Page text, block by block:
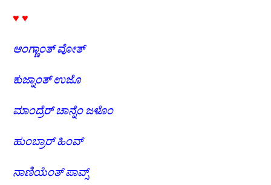
♥ ♥
ಆಂಗ್ಣಾಂತ್ವೋತ್
ಕುಜ್ನಾಂತ್ ಉಜೊ
ಮಾಂದ್ರೆರ್ಚಾನ್ನೆಂಜಳೊಂ
ಹುಂಬ್ರಾರ್ಹಿಂವ್
ನಾಣಿಯೆಂತ್ಪಾವ್ಸ್